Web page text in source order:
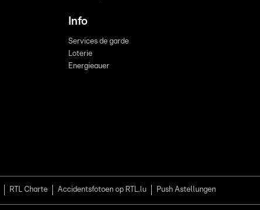
Info
Services de garde
Loterie
Energieauer
RTL Charte Accidentsfotoen op RTL.lu Push Astellungen